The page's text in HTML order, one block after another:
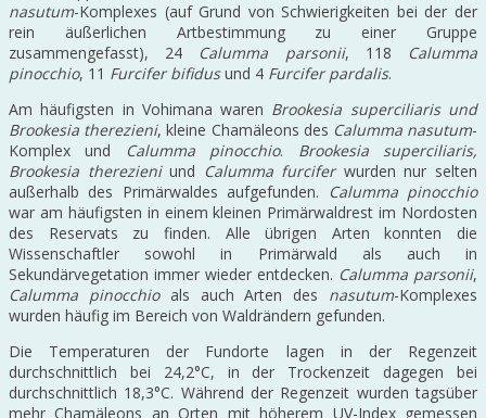
nasutum-Komplexes (auf Grund von Schwierigkeiten bei der der
rein äußerlichen Artbestimmung zu einer Gruppe
zusammengefasst), 24 Calumma parsonii, 118
Calumma
pinocchio, 11 Furcifer bifidusund 4 Furcifer pardalis.
Am häufigsten in Vohimana waren Brookesia superciliaris und
Brookesia therezieni, kleine Chamäleons des Calumma nasutum-
Komplex und
Calumma pinocchio. Brookesia superciliaris,
Brookesia therezieniund Calumma furciferwurden nur selten
außerhalb des Primärwaldes aufgefunden.
Calumma pinocchio
war am häufigsten in einem kleinen Primärwaldrest im Nordosten
des Reservats zu finden. Alle übrigen Arten konnten die
Wissenschaftler sowohl in Primärwald als auch in
Sekundärvegetation immer wieder entdecken. Calumma parsonii,
Calumma pinocchioals auch Arten des nasutum-Komplexes
wurden häufig im Bereich von Waldrändern gefunden.
Die Temperaturen der Fundorte lagen in der Regenzeit
durchschnittlich bei 24,2°C, in der Trockenzeit dagegen bei
durchschnittlich 18,3°C. Während der Regenzeit wurden tagsüber
mehr Chamäleons an Orten mit höherem UV-Index gemessen